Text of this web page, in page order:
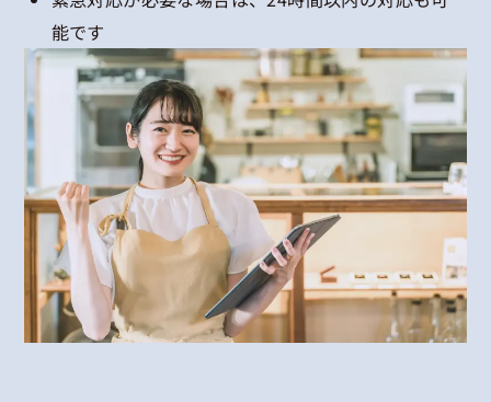
能です